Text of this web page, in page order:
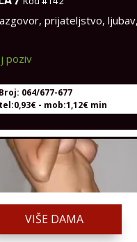
prijateljstvo, ljubav,
tel:0,93€ - mob:1,12€ min
VIŠE DAMA